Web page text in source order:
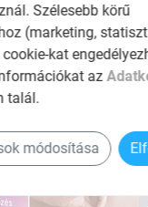
Szélesebb körű
(marketing,
kat
az
talál.
módosítása